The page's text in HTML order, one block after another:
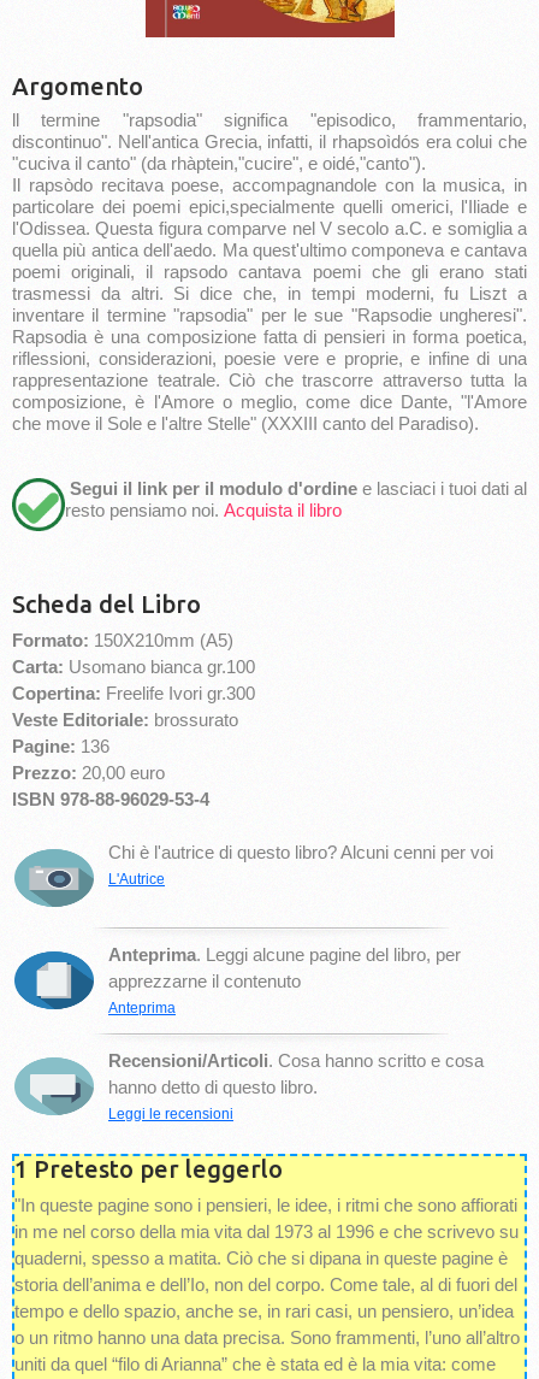
Argomento
ll termine "rapsodia" significa "episodico, frammentario,
discontinuo". Nell'antica Grecia, infatti, il rhapsoìdós era colui che
"cuciva il canto" (da rhàptein,"cucire", e oidé,"canto").
Il rapsòdo recitava poese, accompagnandole con la musica, in
particolare dei poemi epici,specialmente quelli omerici, l'Iliade e
l'Odissea. Questa figura comparve nel V secolo a.C. e somiglia a
quella più antica dell'aedo. Ma quest'ultimo componeva e cantava
poemi originali, il rapsodo cantava poemi che gli erano stati
trasmessi da altri. Si dice che, in tempi moderni, fu Liszt a
inventare il termine "rapsodia" per le sue "Rapsodie ungheresi".
Rapsodia è una composizione fatta di pensieri in forma poetica,
riflessioni, considerazioni, poesie vere e proprie, e infine di una
rappresentazione teatrale. Ciò che trascorre attraverso tutta la
composizione, è l'Amore o meglio, come dice Dante, "l'Amore
che move il Sole e l'altre Stelle" (XXXIII canto del Paradiso).
Segui il link per il modulo d'ordine e lasciaci i tuoi dati al
resto pensiamo noi. Acquista il libro
Scheda del Libro
Formato: 150X210mm (A5)
Carta: Usomano bianca gr.100
Copertina: Freelife Ivori gr.300
Veste Editoriale: brossurato
Pagine: 136
Prezzo: 20,00 euro
ISBN 978-88-96029-53-4
Chi è l'autrice di questo libro? Alcuni cenni per voi
L'Autrice
Anteprima. Leggi alcune pagine del libro, per
apprezzarne il contenuto
Anteprima
Recensioni/Articoli. Cosa hanno scritto e cosa
hanno detto di questo libro.
Leggi le recensioni
1 Pretesto per leggerlo
"In queste pagine sono i pensieri, le idee, i ritmi che sono affiorati
in me nel corso della mia vita dal 1973 al 1996 e che scrivevo su
quaderni, spesso a matita. Ciò che si dipana in queste pagine è
storia dell’anima e dell’Io, non del corpo. Come tale, al di fuori del
tempo e dello spazio, anche se, in rari casi, un pensiero, un’idea
o un ritmo hanno una data precisa. Sono frammenti, l’uno all’altro
uniti da quel “filo di Arianna” che è stata ed è la mia vita: come